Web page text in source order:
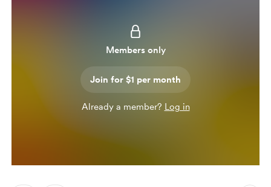
Members only
Join for $1 per month
Already a member? Log in